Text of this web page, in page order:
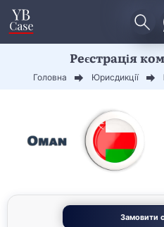
Реєстрація
Головна Юрисдикції
Замовити